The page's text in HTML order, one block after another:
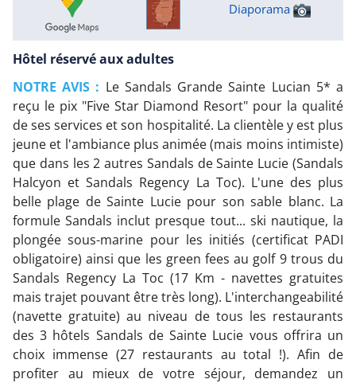
Diaporama
Hôtel réservé aux adultes
NOTRE AVIS : Le Sandals Grande Sainte Lucian 5* a
reçu le pix "Five Star Diamond Resort" pour la qualité
de ses services et son hospitalité. La clientèle y est plus
jeune et l'ambiance plus animée (mais moins intimiste)
que dans les 2 autres Sandals de Sainte Lucie (Sandals
Halcyon et Sandals Regency La Toc). L'une des plus
belle plage de Sainte Lucie pour son sable blanc. La
formule Sandals inclut presque tout... ski nautique, la
plongée sous-marine pour les initiés (certificat PADI
obligatoire) ainsi que les green fees au golf 9 trous du
Sandals Regency La Toc (17 Km - navettes gratuites
mais trajet pouvant être très long). L'interchangeabilité
(navette gratuite) au niveau de tous les restaurants
des 3 hôtels Sandals de Sainte Lucie vous offrira un
choix immense (27 restaurants au total !). Afin de
profiter au mieux de votre séjour, demandez un